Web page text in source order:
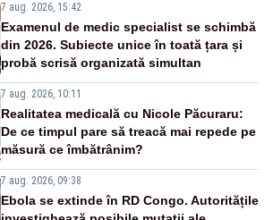
7 aug. 2026, 15:42
Examenul de medic specialist se schimbă
din 2026. Subiecte unice în toată țara și
probă scrisă organizată simultan
7 aug. 2026, 10:11
Realitatea medicală cu Nicole Păcuraru:
De ce timpul pare să treacă mai repede pe
măsură ce îmbătrânim?
7 aug. 2026, 09:38
Ebola se extinde în RD Congo. Autoritățile